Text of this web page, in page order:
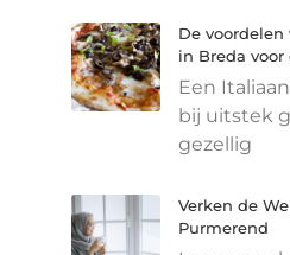
De
in Breda voor
Een
bij uitstek
gezellig
Verken de
Purmerend